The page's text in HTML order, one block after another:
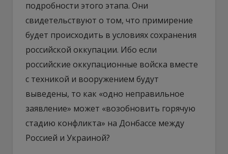
подробности этого этапа. Они
свидетельствуют о том, что примирение
будет происходить в условиях сохранения
российской оккупации. Ибо если
российские оккупационные войска вместе
с техникой и вооружением будут
выведены, то как «одно неправильное
заявление» может «возобновить горячую
стадию конфликта» на Донбассе между
Россией и Украиной?